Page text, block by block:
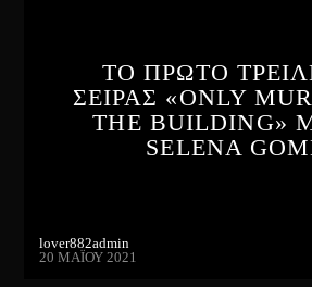
ΤΟ ΠΡΩΤΟ
ΣΕΙΡΑΣ «ONLY
THE BUILDING»
SELENA
lover882admin
20 ΜΑΪ́ΟΥ 2021